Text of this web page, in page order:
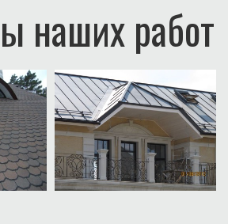
наших работ